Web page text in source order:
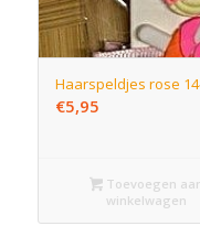
Haarspeldjes rose
€5,95
Toevoegen
winkelwagen